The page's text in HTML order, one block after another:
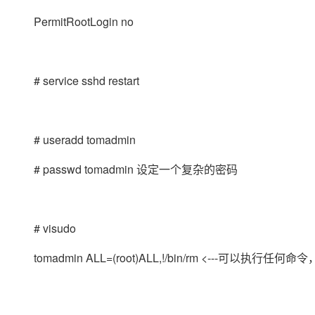
PermitRootLogin no
# service sshd restart
# useradd tomadmin
# passwd tomadmin 设定一个复杂的密码
# visudo
tomadmin ALL=(root)ALL,!/bin/rm <---可以执行任何命令